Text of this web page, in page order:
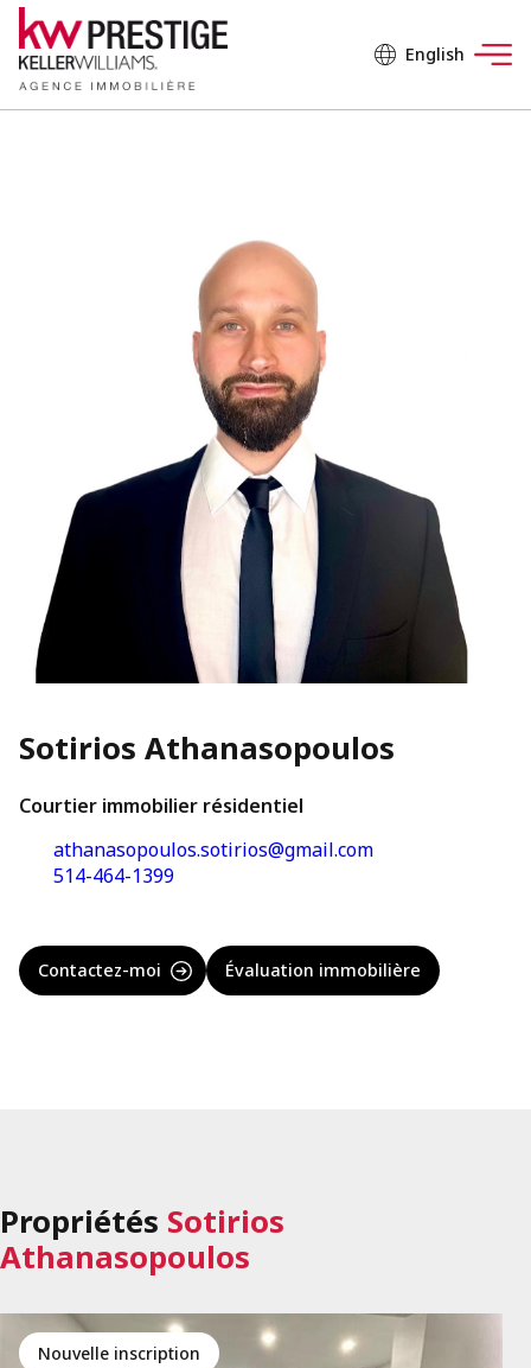
English
Sotirios Athanasopoulos
Courtier immobilier résidentiel
athanasopoulos.sotirios@gmail.com
514-464-1399
Contactez-moi Évaluation immobilière
Propriétés Sotirios
Athanasopoulos
Nouvelle inscription